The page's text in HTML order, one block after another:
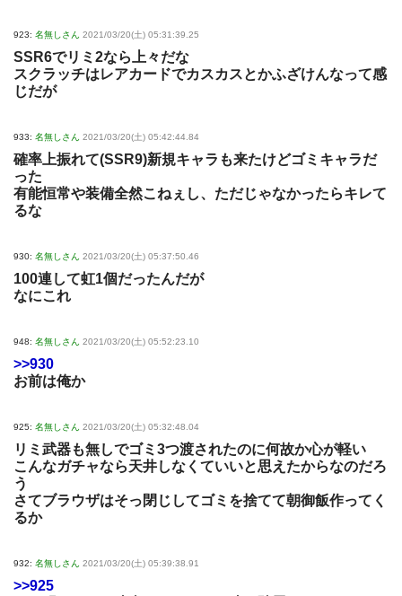
923: 名無しさん 2021/03/20(土) 05:31:39.25
SSR6でリミ2なら上々だな
スクラッチはレアカードでカスカスとかふざけんなって感
じだが
933: 名無しさん 2021/03/20(土) 05:42:44.84
確率上振れて(SSR9)新規キャラも来たけどゴミキャラだ
った
有能恒常や装備全然こねぇし、ただじゃなかったらキレて
るな
930: 名無しさん 2021/03/20(土) 05:37:50.46
100連して虹1個だったんだが
なにこれ
948: 名無しさん 2021/03/20(土) 05:52:23.10
>>930
お前は俺か
925: 名無しさん 2021/03/20(土) 05:32:48.04
リミ武器も無しでゴミ3つ渡されたのに何故か心が軽い
こんなガチャなら天井しなくていいと思えたからなのだろ
う
さてブラウザはそっ閉じしてゴミを捨てて朝御飯作ってく
るか
932: 名無しさん 2021/03/20(土) 05:39:38.91
>>925